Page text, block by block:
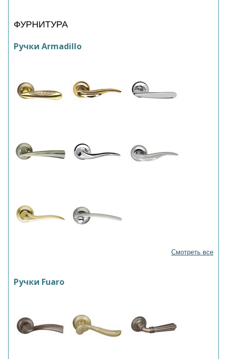
ФУРНИТУРА
Ручки Armadillo
Смотреть все
Ручки Fuaro